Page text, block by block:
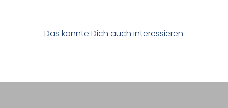
Das könnte Dich auch interessieren